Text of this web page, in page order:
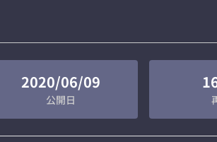
2020/06/09
公開日